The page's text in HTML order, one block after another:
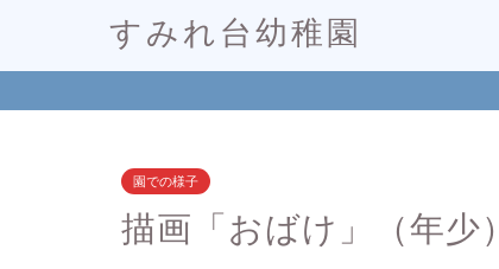
すみれ台幼稚園
園での様子
描画「おばけ」（年少）